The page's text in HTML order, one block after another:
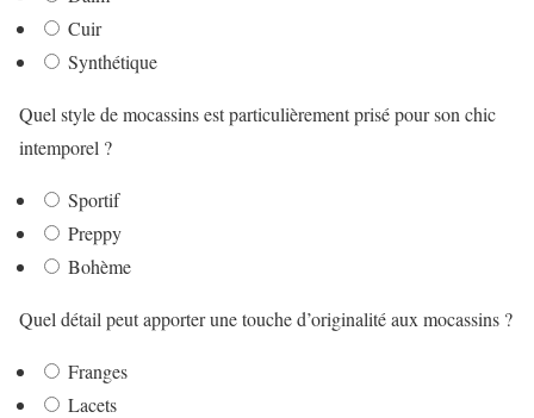
Cuir
Synthétique
Quel style de mocassins est particulièrement prisé pour son chic
intemporel ?
Sportif
Preppy
Bohème
Quel détail peut apporter une touche d’originalité aux mocassins ?
Franges
Lacets